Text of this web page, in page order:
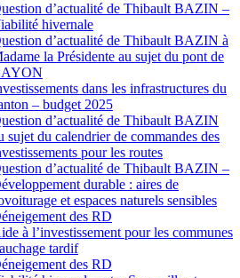
d’actualité de Thibault BAZIN –
hivernale
d’actualité de Thibault BAZIN à
la Présidente au sujet du pont de
dans les infrastructures du
– budget 2025
d’actualité de Thibault BAZIN
sujet du calendrier de commandes des
pour les routes
d’actualité de Thibault BAZIN –
durable : aires de
et espaces naturels sensibles
des RD
à l’investissement pour les communes
tardif
des RD